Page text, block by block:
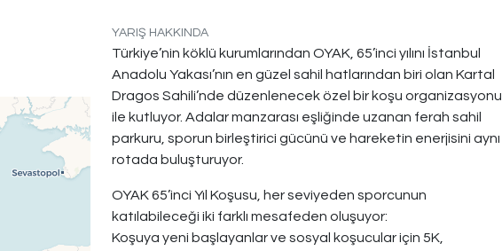
YARIŞ HAKKINDA
Türkiye’nin köklü kurumlarından OYAK, 65’inci yılını İstanbul
Anadolu Yakası’nın en güzel sahil hatlarından biri olan Kartal
Dragos Sahili’nde düzenlenecek özel bir koşu organizasyonu
ile kutluyor. Adalar manzarası eşliğinde uzanan ferah sahil
parkuru, sporun birleştirici gücünü ve hareketin enerjisini aynı
rotada buluşturuyor.
OYAK 65’inci Yıl Koşusu, her seviyeden sporcunun
katılabileceği iki farklı mesafeden oluşuyor:
Koşuya yeni başlayanlar ve sosyal koşucular için 5K,